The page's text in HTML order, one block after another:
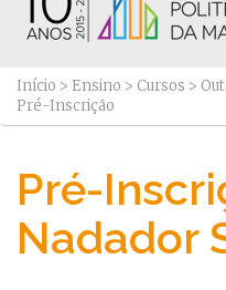
Início > Ensino > Cursos >
Pré-Inscrição
Pré-
Nadador